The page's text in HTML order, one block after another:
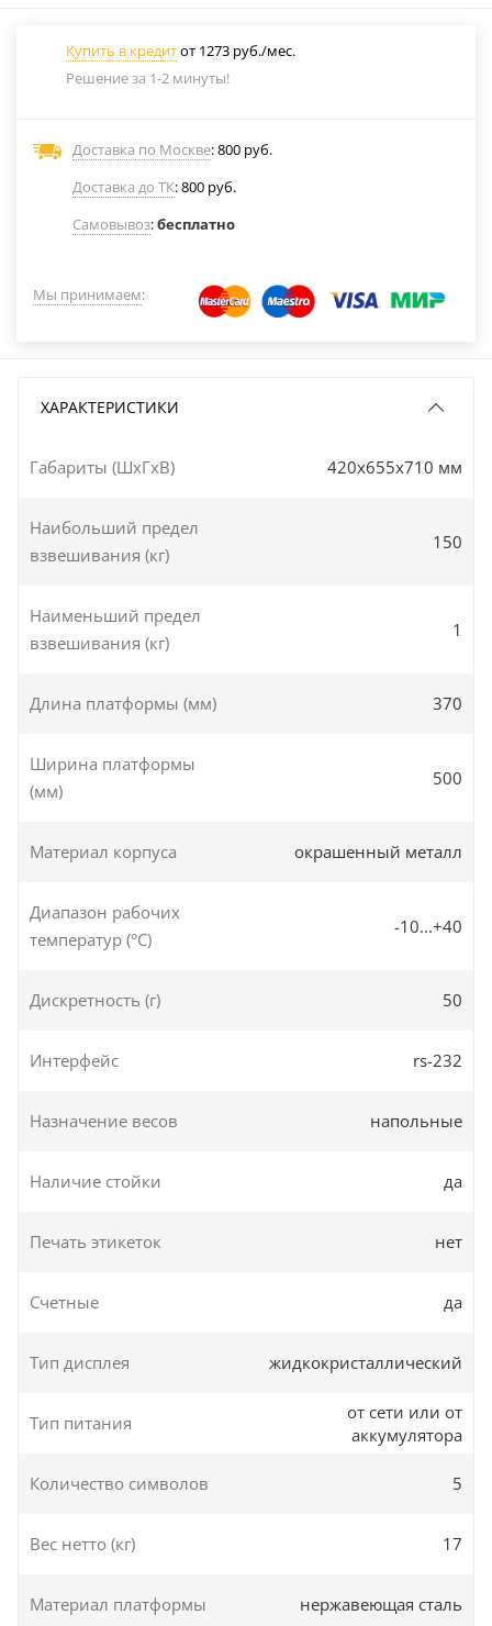
Купить в кредитот 1273 руб./мес.
Решение за 1-2 минуты!
Доставка по Москве: 800 руб.
Доставка до ТК: 800 руб.
Самовывоз:бесплатно
Мы принимаем:
ХАРАКТЕРИСТИКИ
Габариты (ШxГxВ) 420x655x710 мм
Наибольший предел
взвешивания (кг)
150
Наименьший предел
взвешивания (кг)
1
Длина платформы (мм) 370
Ширина платформы
(мм)
500
Материал корпуса окрашенный металл
Диапазон рабочих
температур (°С)
-10...+40
Дискретность (г) 50
Интерфейс rs-232
Назначение весов напольные
Наличие стойки да
Печать этикеток нет
Счетные да
Тип дисплея жидкокристаллический
Тип питания
от сети или от
аккумулятора
Количество символов 5
Вес нетто (кг) 17
Материал платформы нержавеющая сталь